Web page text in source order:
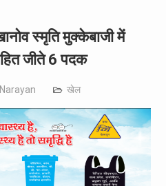
स्मृति मुक्केबाजी में
जीते 6 पदक
खेल